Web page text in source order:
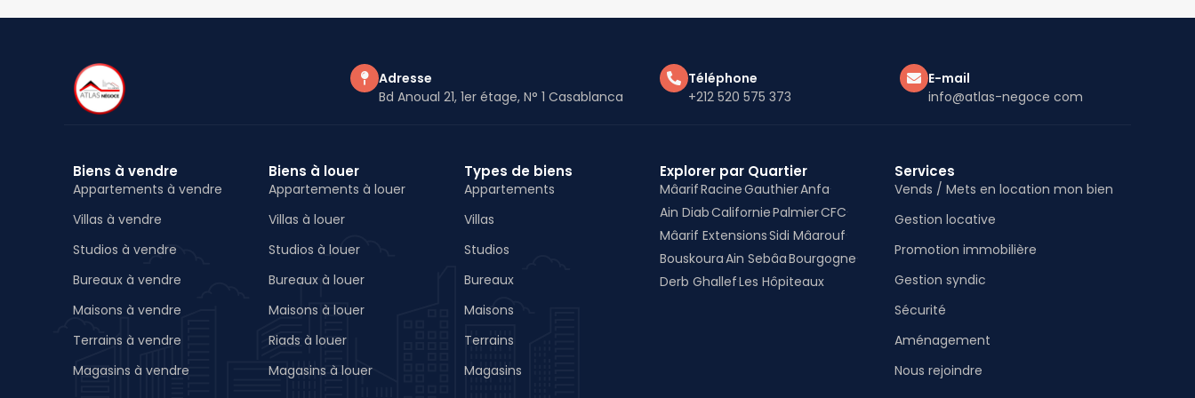
Adresse
Bd Anoual 21, 1er étage, N° 1 Casablanca
Téléphone
+212 520 575 373
E-mail
info@atlas-negoce com
Biens à vendre
Appartements à vendre
Villas à vendre
Studios à vendre
Bureaux à vendre
Maisons à vendre
Terrains à vendre
Magasins à vendre
Biens à louer
Appartements à louer
Villas à louer
Studios à louer
Bureaux à louer
Maisons à louer
Riads à louer
Magasins à louer
Types de biens
Appartements
Villas
Studios
Bureaux
Maisons
Terrains
Magasins
Explorer par Quartier
MâarifRacineGauthierAnfa
Ain DiabCaliforniePalmierCFC
Mâarif ExtensionsSidi Mâarouf
BouskouraAin SebâaBourgogne
Derb GhallefLes Hôpiteaux
Services
Vends / Mets en location mon bien
Gestion locative
Promotion immobilière
Gestion syndic
Sécurité
Aménagement
Nous rejoindre